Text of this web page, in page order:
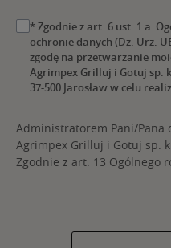
* Zgodnie z art. 6 ust. 1 a
ochronie danych (Dz. Urz.
zgodę na przetwarzanie
Agrimpex Grilluj i Gotuj sp.
37-500 Jarosław w celu
Administratorem Pani/Pana
Agrimpex Grilluj i Gotuj sp.
Zgodnie z art. 13 Ogólnego
danych (Dz. Urz. UE.L
Administratorem Pani/
37-500 Jarosław, nr tel.